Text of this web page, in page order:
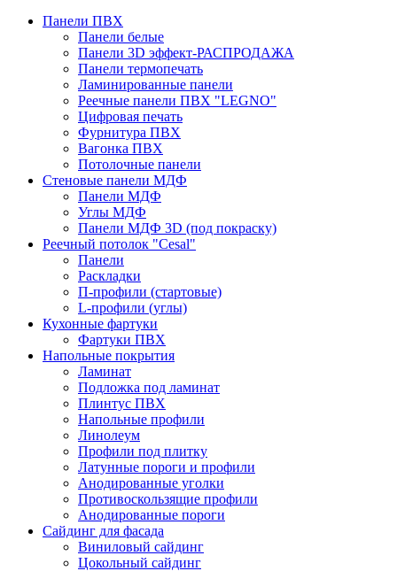
Панели ПВХ
Панели белые
Панели 3D эффект-РАСПРОДАЖА
Панели термопечать
Ламинированные панели
Реечные панели ПВХ "LEGNO"
Цифровая печать
Фурнитура ПВХ
Вагонка ПВХ
Потолочные панели
Стеновые панели МДФ
Панели МДФ
Углы МДФ
Панели МДФ 3D (под покраску)
Реечный потолок "Cesal"
Панели
Раскладки
П-профили (стартовые)
L-профили (углы)
Кухонные фартуки
Фартуки ПВХ
Напольные покрытия
Ламинат
Подложка под ламинат
Плинтус ПВХ
Напольные профили
Линолеум
Профили под плитку
Латунные пороги и профили
Анодированные уголки
Противоскользящие профили
Анодированные пороги
Сайдинг для фасада
Виниловый сайдинг
Цокольный сайдинг